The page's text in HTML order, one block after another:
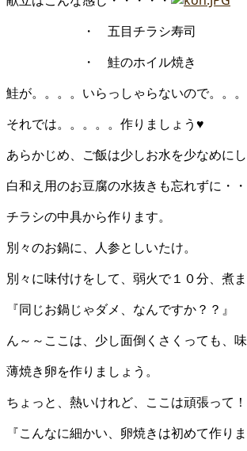
・ 五目チラシ寿司 ・
・ 鮭のホイル焼き ・
鮭が。。。。いらっしゃらないので。。
それでは。。。。。作りましょう♥
あらかじめ、ご飯は少しお水を少なめに
白和え用のお豆腐の水抜きも忘れずに・・
チラシの中具から作ります。
別々のお鍋に、人参としいたけ。
別々に味付けをして、弱火で１０分、煮ま
『同じお鍋じゃダメ、なんですか？？』
ん～～ここは、少し面倒くさくっても、
薄焼き卵を作りましょう。
ちょっと、熱いけれど、ここは頑張って
『こんなに細かい、卵焼きは初めて作りま